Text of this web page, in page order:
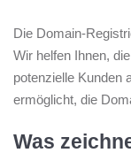
Die Domain-
Wir helfen Ihnen,
potenzielle Kunden
ermöglicht, die
Was